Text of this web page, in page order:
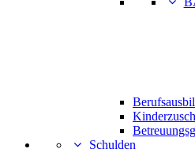
Schulden